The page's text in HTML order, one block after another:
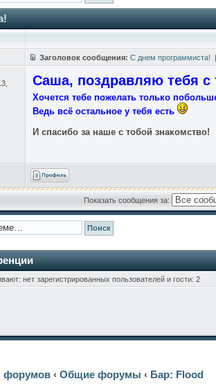
Заголовок сообщения: С днем программиста! |
Саша, поздравляю тебя с
Хочется тебе пожелать только
Ведь всё остальное у тебя есть
И спасибо за наше с тобой знакомство!
Показать сообщения за:
нет зарегистрированных пользователей и гости: 2
форумов‹ Общие форумы ‹ Бар: Flood